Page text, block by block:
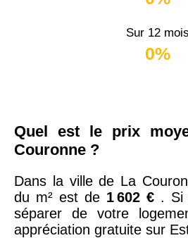
Sur 12 mois
0%
Quel est le prix
Couronne ?
Dans la ville de La
du m² est de 1 602 € . Si
séparer de votre
appréciation gratuite sur